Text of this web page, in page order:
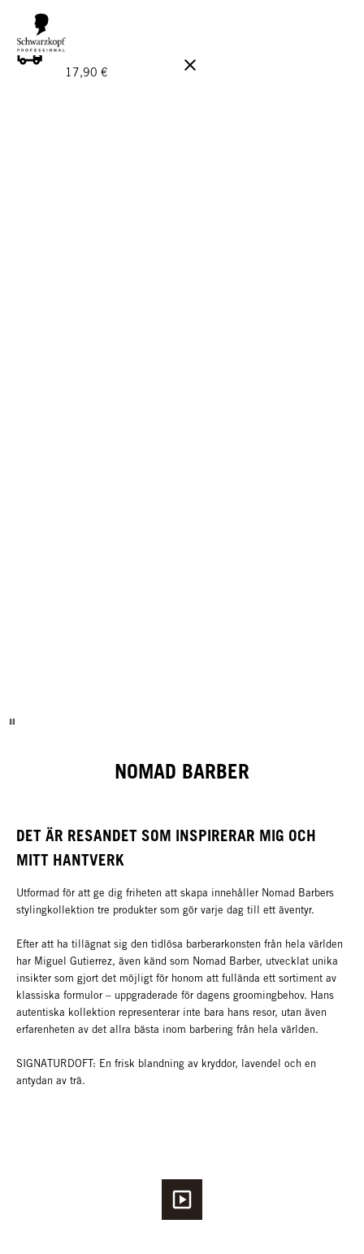
GRATIS LEVERANS PÅ BESTÄLLNINGAR ÖVER 160 €!
17,90 €
NOMAD BARBER
DET ÄR RESANDET SOM INSPIRERAR MIG OCH
MITT HANTVERK
Utformad för att ge dig friheten att skapa innehåller Nomad Barbers
stylingkollektion tre produkter som gör varje dag till ett äventyr.
Efter att ha tillägnat sig den tidlösa barberarkonsten från hela världen
har Miguel Gutierrez, även känd som Nomad Barber, utvecklat unika
insikter som gjort det möjligt för honom att fullända ett sortiment av
klassiska formulor – uppgraderade för dagens groomingbehov. Hans
autentiska kollektion representerar inte bara hans resor, utan även
erfarenheten av det allra bästa inom barbering från hela världen.
SIGNATURDOFT: En frisk blandning av kryddor, lavendel och en
antydan av trä.